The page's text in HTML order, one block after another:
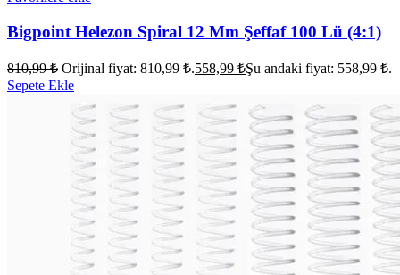
Bigpoint Helezon Spiral 12 Mm Şeffaf 100 Lü (4:1)
810,99₺ Orijinal fiyat: 810,99 ₺.558,99 ₺Şu andaki fiyat: 558,99 ₺.
Sepete Ekle